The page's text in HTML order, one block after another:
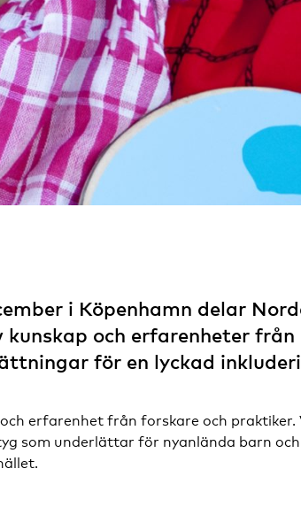
i Köpenhamn delar
och erfarenheter från
för en lyckad
erfarenhet från forskare och praktiker.
som underlättar för nyanlända barn